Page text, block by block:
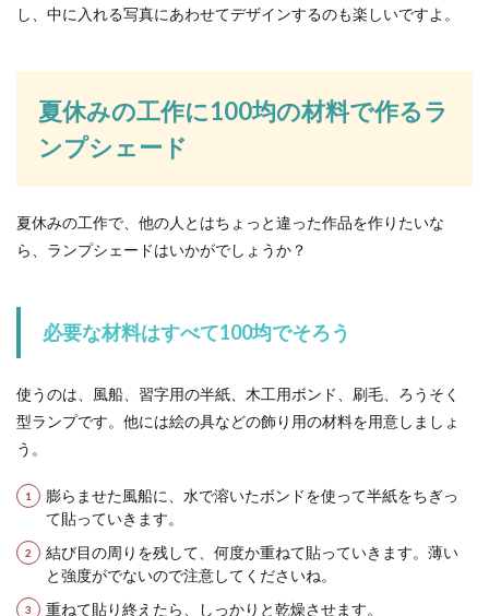
し、中に入れる写真にあわせてデザインするのも楽しいですよ。
夏休みの工作に100均の材料で作るラ
ンプシェード
夏休みの工作で、他の人とはちょっと違った作品を作りたいな
ら、ランプシェードはいかがでしょうか？
必要な材料はすべて100均でそろう
使うのは、風船、習字用の半紙、木工用ボンド、刷毛、ろうそく
型ランプです。他には絵の具などの飾り用の材料を用意しましょ
う。
膨らませた風船に、水で溶いたボンドを使って半紙をちぎっ
て貼っていきます。
結び目の周りを残して、何度か重ねて貼っていきます。薄い
と強度がでないので注意してくださいね。
重ねて貼り終えたら、しっかりと乾燥させます。